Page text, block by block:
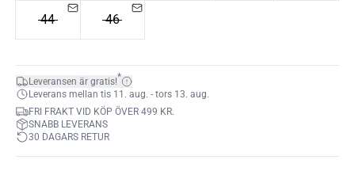
44 46
Leveransen är gratis!*
Leverans mellan tis 11. aug. - tors 13. aug.
FRI FRAKT VID KÖP ÖVER 499 KR.
SNABB LEVERANS
30 DAGARS RETUR